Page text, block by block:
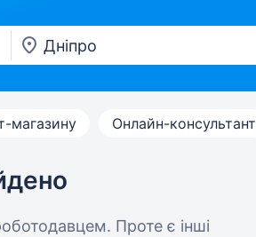
магазину Онлайн-консультант
Проте є інші